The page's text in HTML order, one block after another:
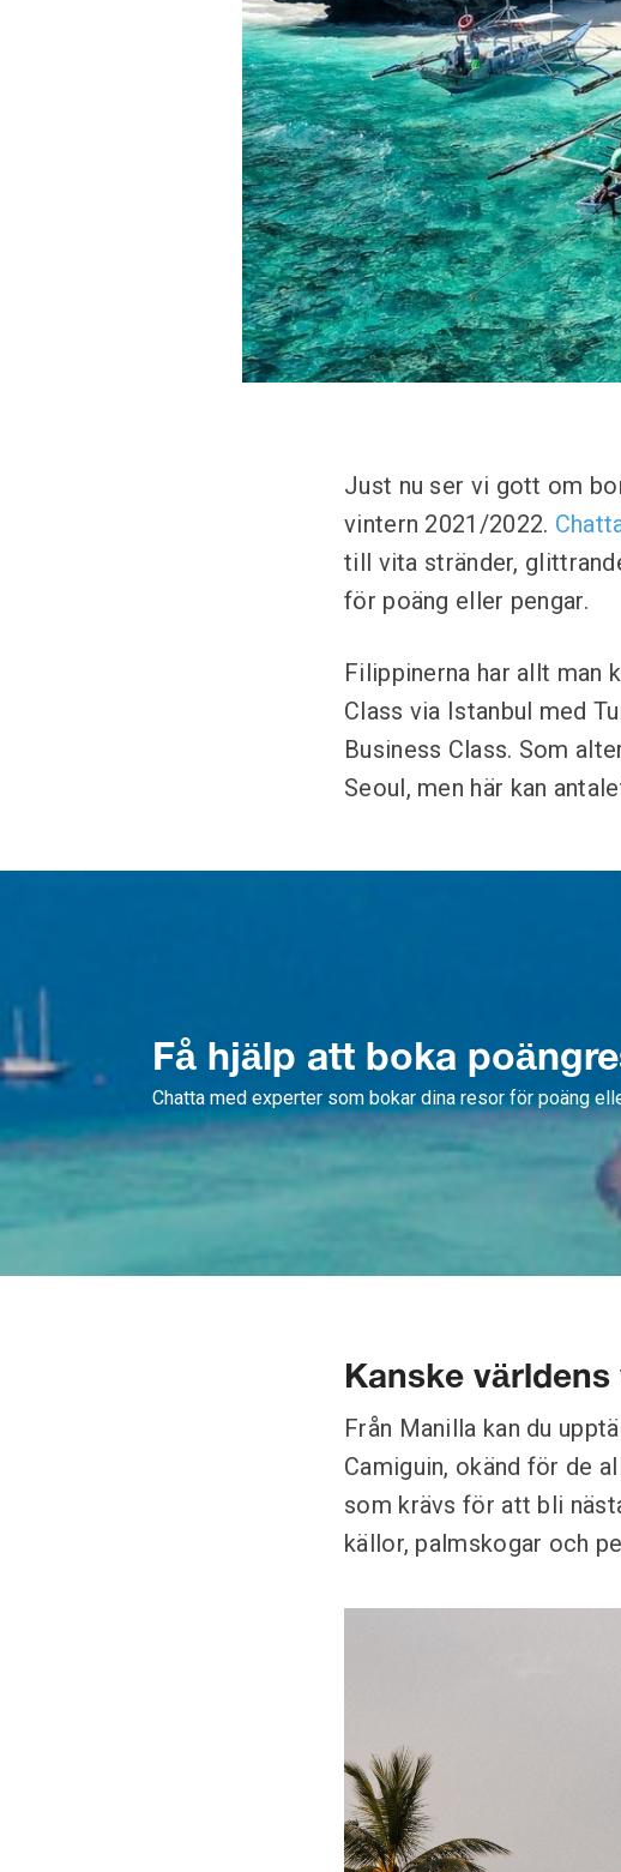
Just nu ser vi gott om
vintern 2021/2022.
till vita stränder,
för poäng eller pengar.
Filippinerna har allt man
Class via Istanbul med
Business Class. Som
Seoul, men här kan
Få hjälp att boka
Chatta med experter som bokar dina resor för poäng
Kanske
Från Manilla kan du
Camiguin, okänd för de
som krävs för att bli
källor, palmskogar och